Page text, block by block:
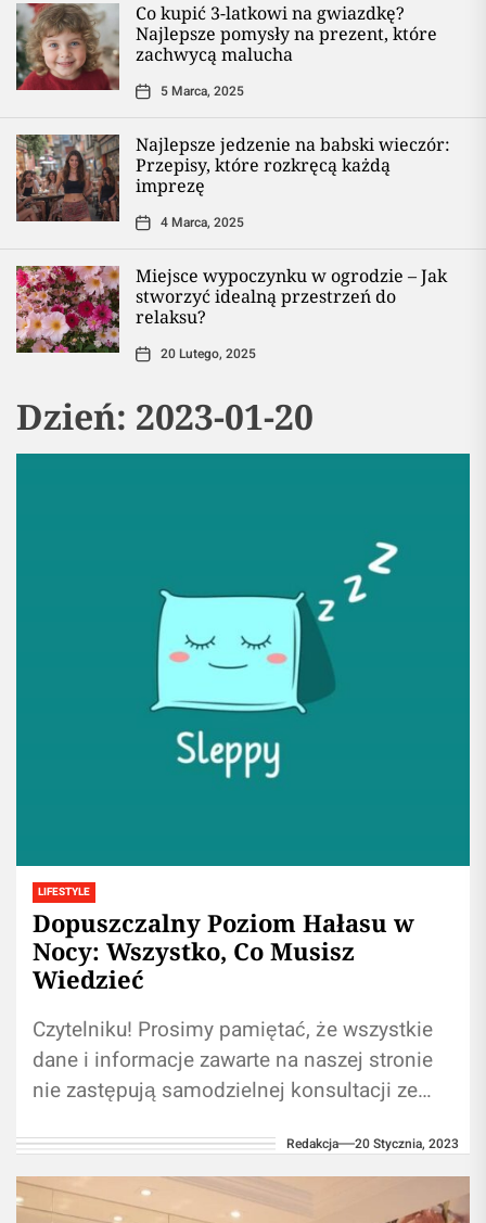
Co kupić 3-latkowi na gwiazdkę?
Najlepsze pomysły na prezent, które
zachwycą malucha
5 Marca, 2025
Najlepsze jedzenie na babski wieczór:
Przepisy, które rozkręcą każdą
imprezę
4 Marca, 2025
Miejsce wypoczynku w ogrodzie – Jak
stworzyć idealną przestrzeń do
relaksu?
20 Lutego, 2025
Dzień: 2023-01-20
LIFESTYLE
Dopuszczalny Poziom Hałasu w
Nocy: Wszystko, Co Musisz
Wiedzieć
Czytelniku! Prosimy pamiętać, że wszystkie
dane i informacje zawarte na naszej stronie
nie zastępują samodzielnej konsultacji ze
informacji umieszczonych na naszym blogu...
Redakcja 20 Stycznia, 2023